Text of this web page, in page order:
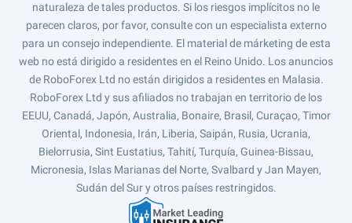
naturaleza de tales productos. Si los riesgos implícitos no le
parecen claros, por favor, consulte con un especialista externo
para un consejo independiente. El material de márketing de esta
web no está dirigido a residentes en el Reino Unido. Los anuncios
de RoboForex Ltd no están dirigidos a residentes en Malasia.
RoboForex Ltd y sus afiliados no trabajan en territorio de los
EEUU, Canadá, Japón, Australia, Bonaire, Brasil, Curaçao, Timor
Oriental, Indonesia, Irán, Liberia, Saipán, Rusia, Ucrania,
Bielorrusia, Sint Eustatius, Tahití, Turquía, Guinea-Bissau,
Micronesia, Islas Marianas del Norte, Svalbard y Jan Mayen,
Sudán del Sur y otros países restringidos.